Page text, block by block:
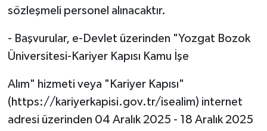
sözleşmeli personel alınacaktır.
- Başvurular, e-Devlet üzerinden "Yozgat Bozok
Üniversitesi-Kariyer Kapısı Kamu İşe
Alım" hizmeti veya "Kariyer Kapısı"
(https://kariyerkapisi.gov.tr/isealim) internet
adresi üzerinden 04 Aralık 2025 - 18 Aralık 2025